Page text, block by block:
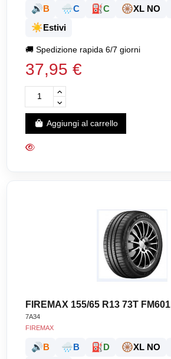
🔊B 🌧️C ⛽C 🛞XL NO
☀️Estivi
🚚Spedizione rapida 6/7 giorni
37,95 €
Aggiungi al carrello
FIREMAX 155/65 R13 73T FM601
7A34
FIREMAX
🔊 B 🌧️ B ⛽ D 🛞XL NO